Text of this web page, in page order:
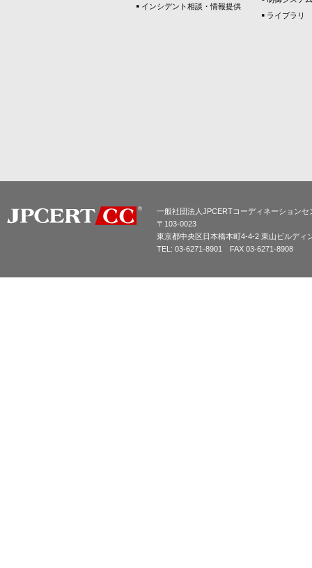
インシデント相談・情報提供
ライブラリ
一般社団法人JPCERTコーディネーションセ
〒103-0023
東京都中央区日本橋本町4-4-2 東山ビルディ
TEL: 03-6271-8901 FAX 03-6271-8908